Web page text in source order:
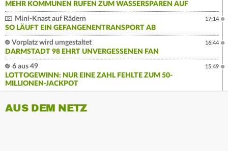
MEHR KOMMUNEN RUFEN ZUM WASSERSPAREN AUF
Mini-Knast auf Rädern
SO LÄUFT EIN GEFANGENENTRANSPORT AB
17:14
Vorplatz wird umgestaltet
DARMSTADT 98 EHRT UNVERGESSENEN FAN
16:44
6 aus 49
LOTTOGEWINN: NUR EINE ZAHL FEHLTE ZUM 50-
MILLIONEN-JACKPOT
15:49
AUS DEM NETZ